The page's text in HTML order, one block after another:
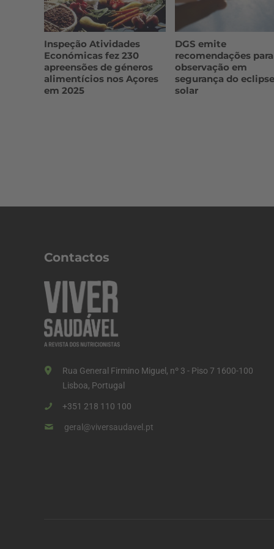
Inspeção Atividades
Económicas fez 230
apreensões de géneros
alimentícios nos Açores
em 2025
DGS emite
recomendações para
observação em
segurança do eclipse
solar
Contactos
Rua General Firmino Miguel, nº 3 - Piso 7 1600-100
Lisboa, Portugal
+351 218 110 100
geral@viversaudavel.pt